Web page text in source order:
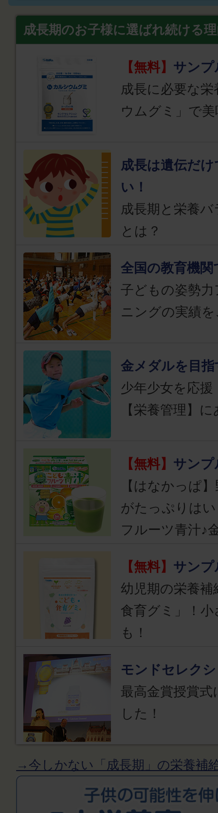
成長期のお子様に選ばれ続ける
【無料】 サンプ
成長に必要な
ウムグミ」で
成長は遺伝だ
い！
成長期と栄養
とは？
全国の教育機関
子どもの姿勢
ニングの実績
金メダルを目指
少年少女を応
【栄養管理】
【無料】 サンプ
【はなかっぱ
がたっぷりは
フルーツ青汁♪
【無料】 サンプ
幼児期の栄養
食育グミ」！
も！
モンドセレク
最高金賞授賞
した！
→今しかない「成長期」の栄養補